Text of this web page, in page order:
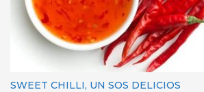
SWEET CHILLI, UN SOS DELICIOS